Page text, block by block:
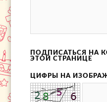
ПОДПИСАТЬСЯ НА
ЭТОЙ СТРАНИЦЕ
ЦИФРЫ НА